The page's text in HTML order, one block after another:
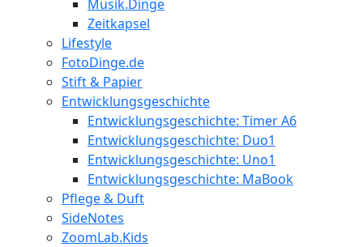
Musik.Dinge
Zeitkapsel
Lifestyle
FotoDinge.de
Stift & Papier
Entwicklungsgeschichte
Entwicklungsgeschichte: Timer A6
Entwicklungsgeschichte: Duo1
Entwicklungsgeschichte: Uno1
Entwicklungsgeschichte: MaBook
Pflege & Duft
SideNotes
ZoomLab.Kids